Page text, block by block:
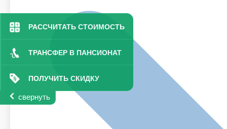
РАССЧИТАТЬ СТОИМОСТЬ
ТРАНСФЕР В ПАНСИОНАТ
ПОЛУЧИТЬ СКИДКУ
свернуть